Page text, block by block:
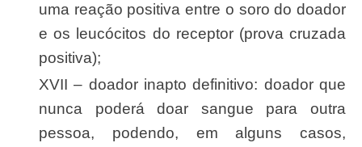
uma reação positiva entre o soro do doador
e os leucócitos do receptor (prova cruzada
positiva);
XVII – doador inapto definitivo: doador que
nunca poderá doar sangue para outra
pessoa, podendo, em alguns casos,